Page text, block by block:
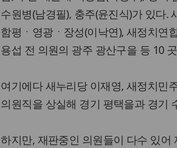
수원병(남경필), 충주(윤진식)가 있다.
함평ㆍ영광ㆍ장성(이낙연), 새정치연
용섭 전 의원의 광주 광산구을 등 10
여기에다 새누리당 이재영, 새정치민
의원직을 상실해 경기 평택을과 경기
하지만, 재판중인 의원들이 다수 있